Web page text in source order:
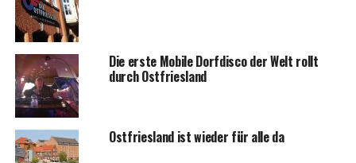
Die ers­te Mobi­le Dorf­dis­co der Welt rollt
durch Ostfriesland
Ost­fries­land ist wie­der für alle da